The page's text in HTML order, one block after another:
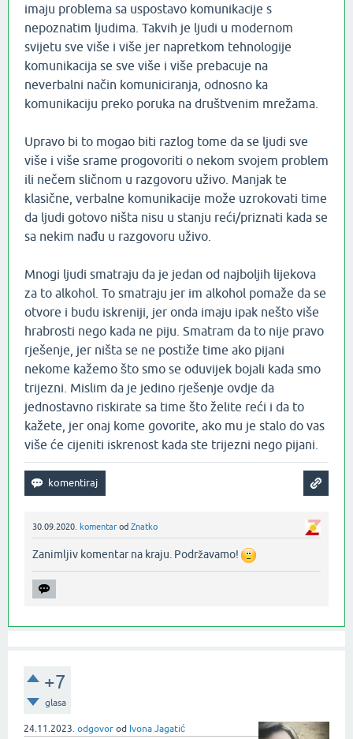
imaju problema sa uspostavo komunikacije s
nepoznatim ljudima. Takvih je ljudi u modernom
svijetu sve više i više jer napretkom tehnologije
komunikacija se sve više i više prebacuje na
neverbalni način komuniciranja, odnosno ka
komunikaciju preko poruka na društvenim mrežama.
Upravo bi to mogao biti razlog tome da se ljudi sve
više i više srame progovoriti o nekom svojem problem
ili nečem sličnom u razgovoru uživo. Manjak te
klasične, verbalne komunikacije može uzrokovati time
da ljudi gotovo ništa nisu u stanju reći/priznati kada se
sa nekim nađu u razgovoru uživo.
Mnogi ljudi smatraju da je jedan od najboljih lijekova
za to alkohol. To smatraju jer im alkohol pomaže da se
otvore i budu iskreniji, jer onda imaju ipak nešto više
hrabrosti nego kada ne piju. Smatram da to nije pravo
rješenje, jer ništa se ne postiže time ako pijani
nekome kažemo što smo se oduvijek bojali kada smo
trijezni. Mislim da je jedino rješenje ovdje da
jednostavno riskirate sa time što želite reći i da to
kažete, jer onaj kome govorite, ako mu je stalo do vas
više će cijeniti iskrenost kada ste trijezni nego pijani.
30.09.2020. komentar od Znatko
Zanimljiv komentar na kraju. Podržavamo!
+7
glasa
24.11.2023. odgovor od Ivona Jagatić